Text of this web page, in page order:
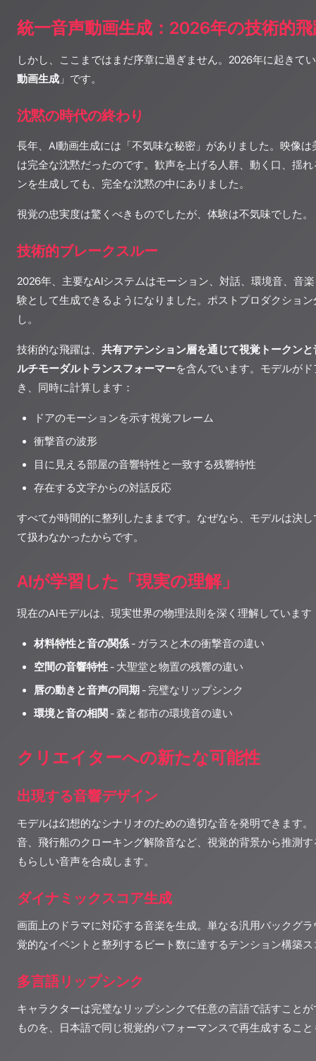
統一音声動画生成：2026年の技術的
しかし、ここまではまだ序章に過ぎません。2026年に起きて
動画生成 」です。
沈黙の時代の終わり
長年、AI動画生成には「不気味な秘密」がありました。映像
は完全な沈黙だったのです。歓声を上げる人群、動く口、揺
ンを生成しても、完全な沈黙の中にありました。
視覚の忠実度は驚くべきものでしたが、体験は不気味でした。
技術的ブレークスルー
2026年、主要なAIシステムはモーション、対話、環境音、音
験として生成できるようになりました。ポストプロダクショ
し。
技術的な飛躍は、 共有アテンション層を通じて視覚トークン
ルチモーダルトランスフォーマーを含んでいます。モデルが
き、同時に計算します：
ドアのモーションを示す視覚フレーム
衝撃音の波形
目に見える部屋の音響特性と一致する残響特性
存在する文字からの対話反応
すべてが時間的に整列したままです。なぜなら、モデルは決
て扱わなかったからです。
AIが学習した「現実の理解」
現在のAIモデルは、現実世界の物理法則を深く理解しています
材料特性と音の関係 - ガラスと木の衝撃音の違い
空間の音響特性 - 大聖堂と物置の残響の違い
唇の動きと音声の同期 - 完璧なリップシンク
環境と音の相関 - 森と都市の環境音の違い
クリエイターへの新たな可能性
出現する音響デザイン
モデルは幻想的なシナリオのための適切な音を発明できます
音、飛行船のクローキング解除音など、視覚的背景から推測
もらしい音声を合成します。
ダイナミックスコア生成
画面上のドラマに対応する音楽を生成。単なる汎用バックグ
覚的なイベントと整列するビート数に達するテンション構築
多言語リップシンク
キャラクターは完璧なリップシンクで任意の言語で話すこと
ものを、日本語で同じ視覚的パフォーマンスで再生成するこ